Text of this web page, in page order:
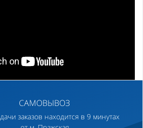
САМОВЫВОЗ
заказов находится в 9 минутах